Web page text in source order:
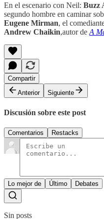
En el escenario con Neil: Buzz
segundo hombre en caminar
Eugene Mirman, el
Andrew Chaikin,autor de A
Compartir
Anterior
Siguiente
Discusión sobre este post
Comentarios Restacks
Lo mejor de Último Debates
Sin posts